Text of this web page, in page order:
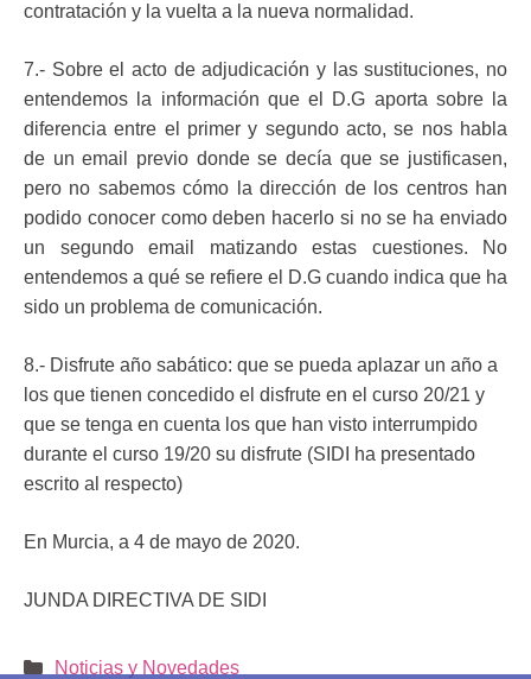
contratación y la vuelta a la nueva normalidad.
7.- Sobre el acto de adjudicación y las sustituciones, no
entendemos la información que el D.G aporta sobre la
diferencia entre el primer y segundo acto, se nos habla
de un email previo donde se decía que se justificasen,
pero no sabemos cómo la dirección de los centros han
podido conocer como deben hacerlo si no se ha enviado
un segundo email matizando estas cuestiones. No
entendemos a qué se refiere el D.G cuando indica que ha
sido un problema de comunicación.
8.- Disfrute año sabático: que se pueda aplazar un año a
los que tienen concedido el disfrute en el curso 20/21 y
que se tenga en cuenta los que han visto interrumpido
durante el curso 19/20 su disfrute (SIDI ha presentado
escrito al respecto)
En Murcia, a 4 de mayo de 2020.
JUNDA DIRECTIVA DE SIDI
Categorías
Noticias y Novedades